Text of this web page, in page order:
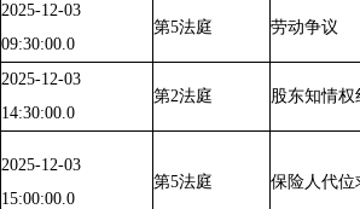
2025-12-03
09:30:00.0
第5法庭 劳动争议
2025-12-03
14:30:00.0
第2法庭 股东知情权
2025-12-03
15:00:00.0
第5法庭 保险人代位